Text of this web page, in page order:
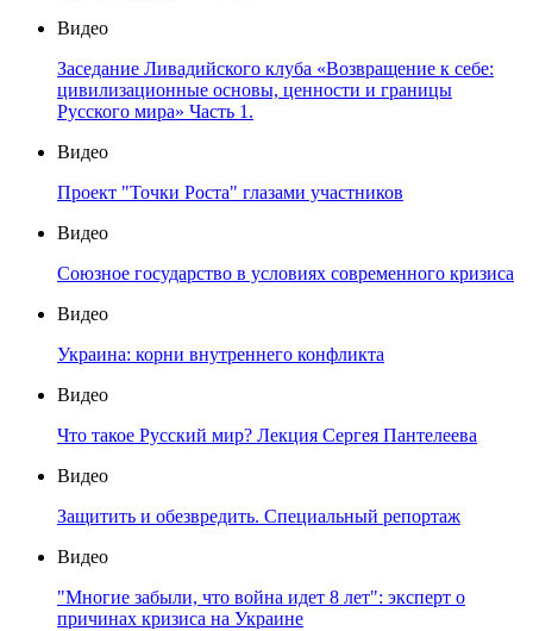
Видео
Заседание Ливадийского клуба «Возвращение к себе:
цивилизационные основы, ценности и границы
Русского мира» Часть 1.
Видео
Проект "Точки Роста" глазами участников
Видео
Союзное государство в условиях современного кризиса
Видео
Украина: корни внутреннего конфликта
Видео
Что такое Русский мир? Лекция Сергея Пантелеева
Видео
Защитить и обезвредить. Специальный репортаж
Видео
"Многие забыли, что война идет 8 лет": эксперт о
причинах кризиса на Украине